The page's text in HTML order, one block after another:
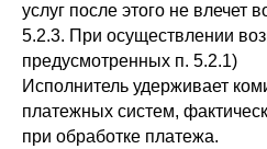
услуг после этого не влечет
5.2.3. При осуществлении
предусмотренных п. 5.2.1)
Исполнитель удерживает
платежных систем,
при обработке платежа.